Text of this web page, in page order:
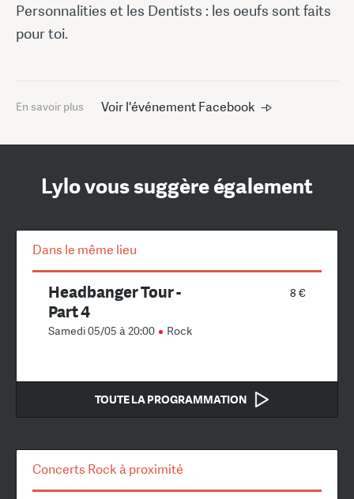
Personnalities et les Dentists : les oeufs sont faits
pour toi.
En savoir plus Voir l'événement Facebook
Lylo vous suggère également
Dans le même lieu
8 €
Headbanger Tour -
Part 4
Samedi 05/05 à 20:00 Rock
TOUTE LA PROGRAMMATION
Concerts Rock à proximité